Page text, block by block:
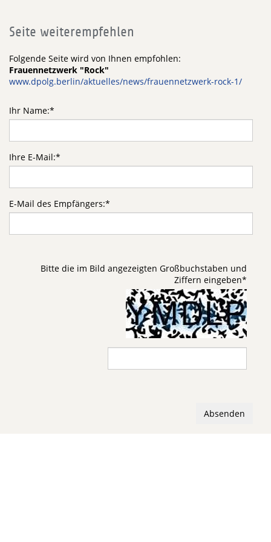
Seite weiterempfehlen
Folgende Seite wird von Ihnen empfohlen:
Frauennetzwerk "Rock"
www.dpolg.berlin/aktuelles/news/frauennetzwerk-rock-1/
Ihr Name:*
Ihre E-Mail:*
E-Mail des Empfängers:*
Bitte die im Bild angezeigten Großbuchstaben und
Ziffern eingeben*
Absenden